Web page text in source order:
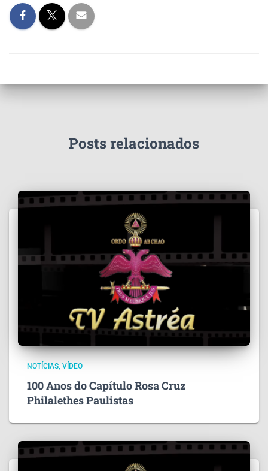
Posts relacionados
NOTÍCIAS VÍDEO
100 Anos do Capítulo Rosa Cruz
Philalethes Paulistas